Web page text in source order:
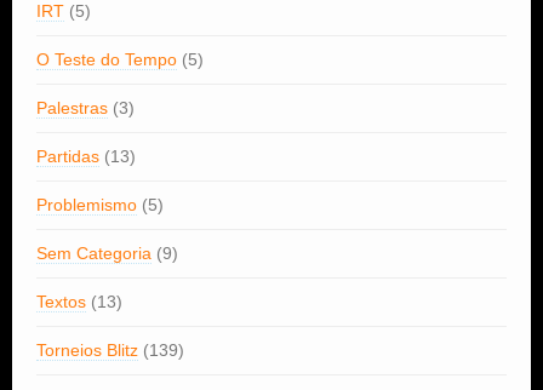
IRT (5)
O Teste do Tempo (5)
Palestras (3)
Partidas (13)
Problemismo (5)
Sem Categoria (9)
Textos (13)
Torneios Blitz (139)